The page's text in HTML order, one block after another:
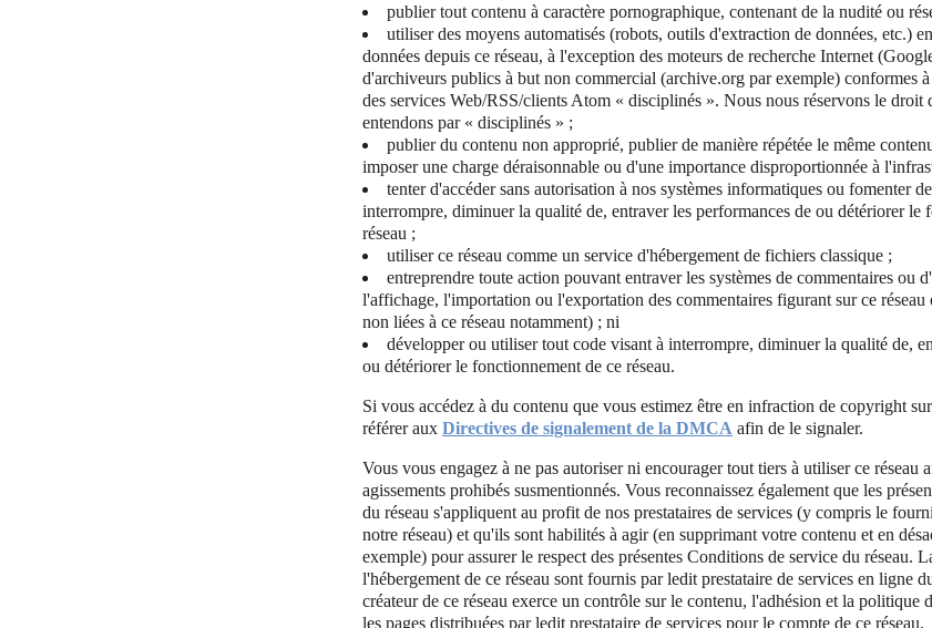
publier tout contenu à caractère pornographique, contenant de la nudité ou
utiliser des moyens automatisés (robots, outils d'extraction de données, etc.)
données depuis ce réseau, à l'exception des moteurs de recherche Internet
d'archiveurs publics à but non commercial (archive.org par exemple) conformes
des services Web/RSS/clients Atom « disciplinés ». Nous nous réservons le droit
entendons par « disciplinés » ;
publier du contenu non approprié, publier de manière répétée le même
imposer une charge déraisonnable ou d'une importance disproportionnée à
tenter d'accéder sans autorisation à nos systèmes informatiques ou fomenter
interrompre, diminuer la qualité de, entraver les performances de ou détériorer le
réseau ;
utiliser ce réseau comme un service d'hébergement de fichiers classique ;
entreprendre toute action pouvant entraver les systèmes de commentaires ou
l'affichage, l'importation ou l'exportation des commentaires figurant sur ce réseau
non liées à ce réseau notamment) ; ni
développer ou utiliser tout code visant à interrompre, diminuer la qualité de,
ou détériorer le fonctionnement de ce réseau.
Si vous accédez à du contenu que vous estimez être en infraction de copyright
référer aux Directives de signalement de la DMCA afin de le signaler.
Vous vous engagez à ne pas autoriser ni encourager tout tiers à utiliser ce réseau
agissements prohibés susmentionnés. Vous reconnaissez également que les
du réseau s'appliquent au profit de nos prestataires de services (y compris le
notre réseau) et qu'ils sont habilités à agir (en supprimant votre contenu et en
exemple) pour assurer le respect des présentes Conditions de service du réseau.
l'hébergement de ce réseau sont fournis par ledit prestataire de services en ligne
créateur de ce réseau exerce un contrôle sur le contenu, l'adhésion et la politique
les pages distribuées par ledit prestataire de services pour le compte de ce réseau.